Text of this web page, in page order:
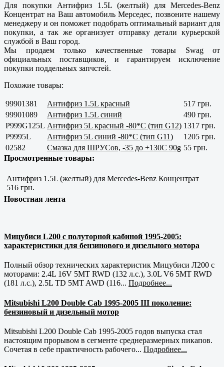
Для покупки Антифриз 1.5L (желтый) для Mercedes-Benz
Концентрат на Ваш автомобиль Мерседес, позвоните нашему
менеджеру и он поможет подобрать оптимальный вариант для
покупки, а так же организует отправку детали курьерской
службой в Ваш город.
Мы продаем только качественныетовары Swag от
официальных поставщиков, и гарантируем исключение
покупки поддельных запчстей.
Похожие товары:
99901381 Антифриз 1.5L красный
517 грн.
99901089
Антифриз 1.5L синий
490 грн.
P999G125L Антифриз 5L красный -80*С (тип G12) 1317 грн.
P9995L
Антифриз 5L синий -80*С (тип G11)
1205 грн.
02582
Смазка для ШРУСов, -35 до +130C 90g 55 грн.
Просмотренные товары:
Антифриз 1.5L (желтый) для Mercedes-Benz Концентрат
516 грн.
Новостная лента
Мицубиси L200 с полуторной кабиной 1995-2005:
характеристики для бензинового и дизельного мотора
Полный обзор технических характеристик Мицубиси Л200 с
моторами: 2.4L 16V 5MT RWD (132 л.с.), 3.0L V6 5MT RWD
(181 л.с.), 2.5L TD 5MT AWD (116... Подробнее...
Mitsubishi L200 Double Cab 1995-2005 III поколение:
бензиновый и дизельный мотор
Mitsubishi L200 Double Cab 1995-2005 годов выпуска стал
настоящим прорывом в сегменте среднеразмерных пикапов.
Сочетая в себе практичность рабочего... Подробнее...